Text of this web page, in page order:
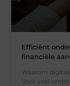
Efficiënt
financiële
Waarom
Voor veel